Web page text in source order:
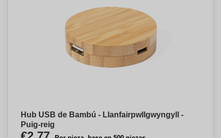
Hub USB de Bambú - Llanfairpwllgwyngyll -
Puig-reig